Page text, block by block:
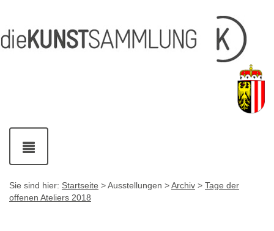
[1]
[2]
Links
[3]
mit
Kontaktdaten
Navigation
ein-
und
Sie sind hier: Startseite > Ausstellungen >Archiv > Tage der
offenen Ateliers 2018